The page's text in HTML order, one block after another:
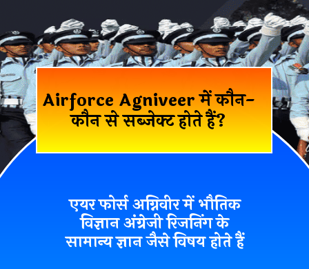
Airforce Agniveer में कौन-
कौन से सब्जेक्ट होते हैं?
एयर फोर्स अग्निवीर में भौतिक
विज्ञान अंग्रेजी रिजनिंग के
सामान्य ज्ञान जैसे विषय होते हैं